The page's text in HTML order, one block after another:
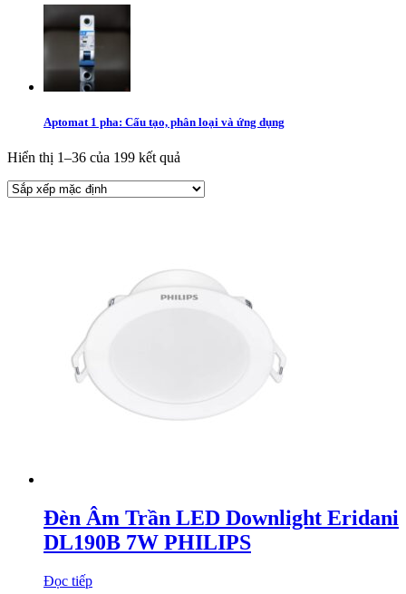
Aptomat 1 pha: Cấu tạo, phân loại và ứng dụng
Hiển thị 1–36 của 199 kết quả
Đèn Âm Trần LED Downlight Eridani
DL190B 7W PHILIPS
Đọc tiếp